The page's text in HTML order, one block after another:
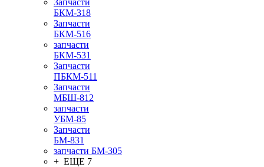
Запчасти
БКМ-318
Запчасти
БКМ-516
запчасти
БКМ-531
Запчасти
ПБКМ-511
Запчасти
МБШ-812
запчасти
УБМ-85
Запчасти
БМ-831
запчасти БМ-305
+ ЕЩЕ 7